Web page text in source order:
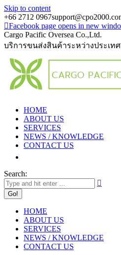
Skip to content
+66 2712 0967
Facebook page opens in new
Cargo Pacific Oversea Co.,Ltd.
บริการขนส่งสินค้าระหว่างประเท
HOME
ABOUT US
SERVICES
NEWS / KNOWLEDGE
CONTACT US
Search:
HOME
ABOUT US
SERVICES
NEWS / KNOWLEDGE
CONTACT US